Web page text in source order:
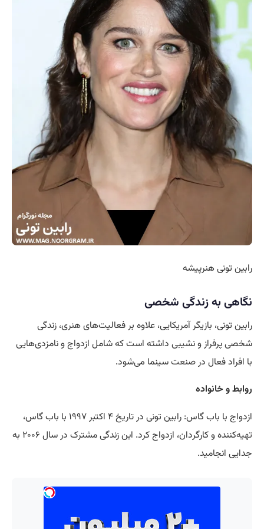
رابین تونی هنرپیشه
نگاهی به زندگی شخصی
رابین تونی، بازیگر آمریکایی، علاوه بر فعالیت‌های هنری، زندگی
شخصی پرفراز و نشیبی داشته است که شامل ازدواج و نامزدی‌هایی
با افراد فعال در صنعتسینما می‌شود.
روابط و خانواده
ازدواج با باب گاس: رابین تونی در تاریخ ۴ اکتبر ۱۹۹۷ با باب گاس،
تهیه
‌کننده و کارگردان، ازدواج کرد. این زندگی مشترک در سال ۲۰۰۶ به
جدایی انجامید.